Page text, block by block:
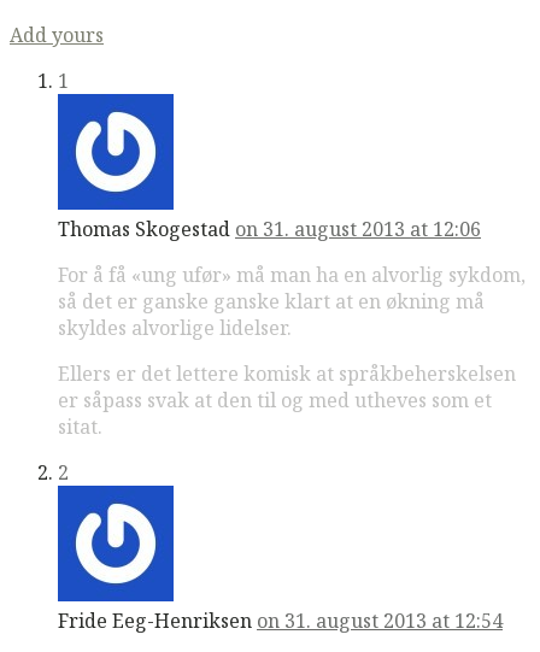
Add yours
1
Thomas Skogestad on 31. august 2013 at 12:06
For å få «ung ufør» må man ha en alvorlig sykdom,
så det er ganske ganske klart at en økning må
skyldes alvorlige lidelser.
Ellers er det lettere komisk at språkbeherskelsen
er såpass svak at den til og med utheves som et
sitat.
2
Fride Eeg-Henriksen on 31. august 2013 at 12:54